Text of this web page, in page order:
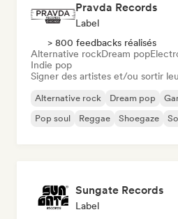
Pravda Records
Label
> 800 feedbacks réalisés
Alternative rockDream pop
Indie pop
Signer des artistes et/ou sortir
Alternative rock Dream pop
Pop soul
Reggae Shoegaze
Sungate Records
Label